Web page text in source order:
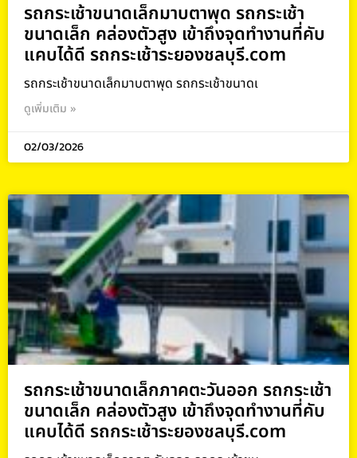
รถกระเช้าขนาดเล็กมาบตาพุด รถกระเช้า
ขนาดเล็ก คล่องตัวสูง เข้าถึงจุดทำงานที่คับ
แคบได้ดี รถกระเช้าระยองชลบุรี.com
รถกระเช้าขนาดเล็กมาบตาพุด รถกระเช้าขนาดเ
ดูเพิ่มเติม »
02/03/2026
รถกระเช้าขนาดเล็กภาคตะวันออก รถกระเช้า
ขนาดเล็ก คล่องตัวสูง เข้าถึงจุดทำงานที่คับ
แคบได้ดี รถกระเช้าระยองชลบุรี.com